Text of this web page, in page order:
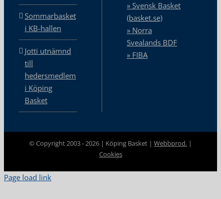
Sommarbasket
i KB-hallen
Jotti utnämnd
till
hedersmedlem
i Köping
Basket
» Svensk Basket
(basket.se)
» Norra
Svealands BDF
» FIBA
© Copyright 2003 -2026 | Köping Basket | Webbprod. |
Cookies
Page load link